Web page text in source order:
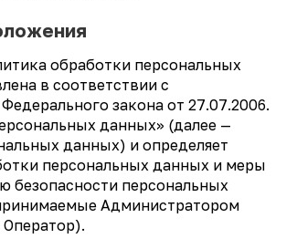
обработки персональных
в соответствии с
закона от 27.07.2006.
данных» (далее —
данных) и определяет
персональных данных и меры
безопасности персональных
Администратором
Оператор).